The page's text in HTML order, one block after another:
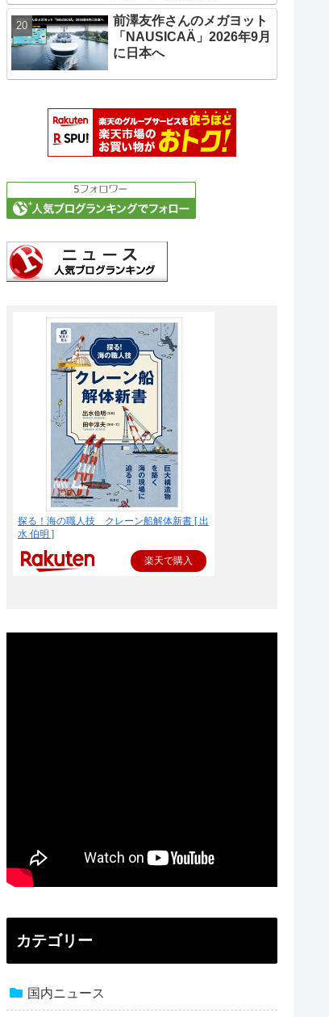
前澤友作さんのメガヨット
「NAUSICAÄ」2026年9月
に日本へ
探る！海の職人技 クレーン船解体新書 [ 出
水 伯明 ]
楽天で購入
カテゴリー
国内ニュース